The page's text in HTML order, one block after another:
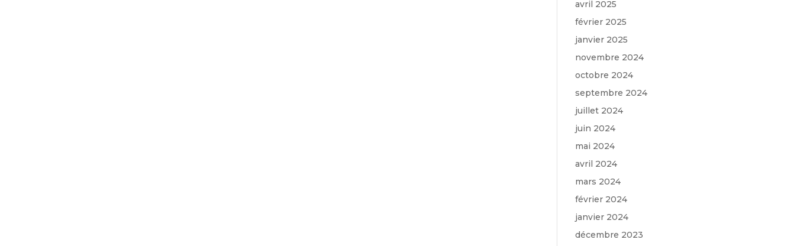
avril 2025
février 2025
janvier 2025
novembre 2024
octobre 2024
septembre 2024
juillet 2024
juin 2024
mai 2024
avril 2024
mars 2024
février 2024
janvier 2024
décembre 2023